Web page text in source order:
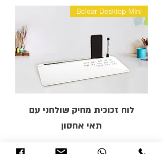
Bclear Desktop Mini
לוח זכוכית מחיק שולחני עם
תאי אחסון